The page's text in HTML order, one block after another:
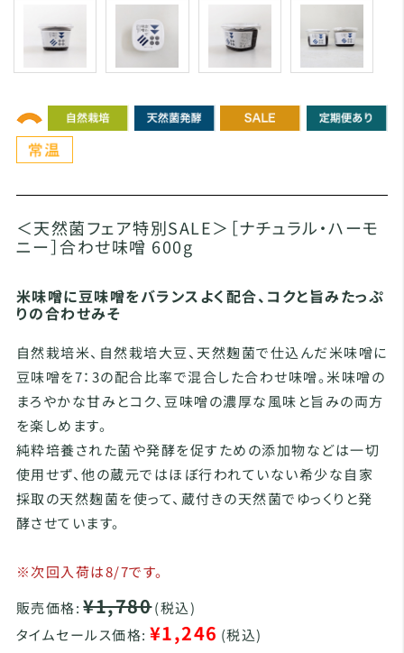
＜天然菌フェア特別SALE＞［ナチュラル・ハーモ
ニー］合わせ味噌 600g
米味噌に豆味噌をバランスよく配合、コクと旨みたっぷ
りの合わせみそ
自然栽培米、自然栽培大豆、天然麹菌で仕込んだ米味噌に
豆味噌を7：3の配合比率で混合した合わせ味噌。米味噌の
まろやかな甘みとコク、豆味噌の濃厚な風味と旨みの両方
を楽しめます。
純粋培養された菌や発酵を促すための添加物などは一切
使用せず、他の蔵元ではほぼ行われていない希少な自家
採取の天然麹菌を使って、蔵付きの天然菌でゆっくりと発
酵させています。
※次回入荷は8/7です。
販売価格: ¥1,780(税込)
タイムセールス価格: ¥1,246 (税込)